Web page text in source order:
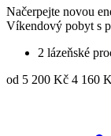
Načerpejte novou
Víkendový pobyt s
2 lázeňské
od 5 200 Kč 4 160